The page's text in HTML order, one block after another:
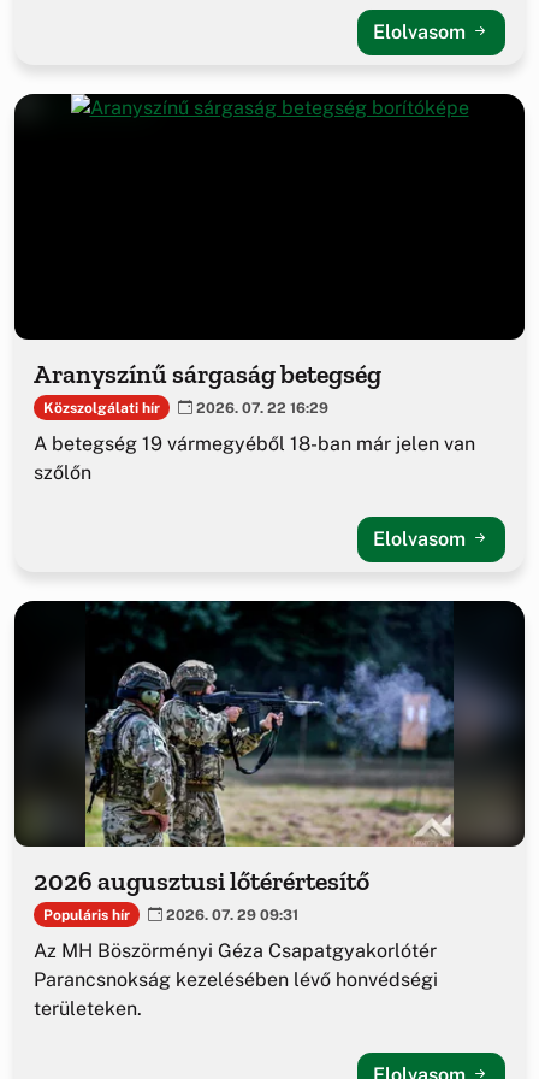
Elolvasom
Aranyszínű sárgaság betegség
Közszolgálati hír 2026. 07. 22 16:29
A betegség 19 vármegyéből 18-ban már jelen van
szőlőn
Elolvasom
2026 augusztusi lőtérértesítő
Populáris hír 2026. 07. 29 09:31
Az MH Böszörményi Géza Csapatgyakorlótér
Parancsnokság kezelésében lévő honvédségi
területeken.